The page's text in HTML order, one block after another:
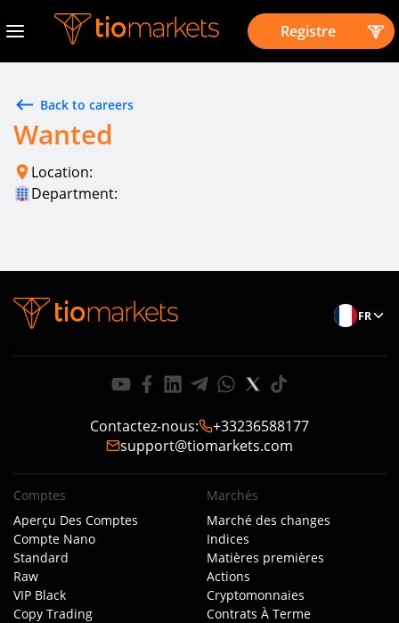
Registre
Back to careers
Wanted
Location:
Department:
FR
Contactez-nous:
+33236588177
support@tiomarkets.com
Comptes
Aperçu Des Comptes
Compte Nano
Standard
Raw
VIP Black
Copy Trading
Marchés
Marché des changes
Indices
Matières premières
Actions
Cryptomonnaies
Contrats À Terme